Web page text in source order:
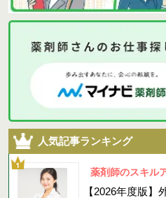
人気記事ランキング
薬剤師のスキル
【2026年度版】